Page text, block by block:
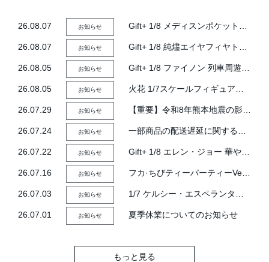
26.08.07 お知らせ Gift+ 1/8 メディスンポケット発売記念Myethos公式Xフォロー＆RTキャンペーン
26.08.07 お知らせ Gift+ 1/8 純燼エイヤフィヤトラ それからの物語VER.発売記念Myethos公式Xフォロー＆RTキャンペーン
26.08.05 お知らせ Gift+ 1/8 ファイノン 列車周遊記Ver.発売記念Myethos公式Xフォロー＆RTキャンペーン
26.08.05 お知らせ 火花 1/7スケールフィギュア発売記念Myethos公式Xフォロー＆RTキャンペーン
26.07.29 お知らせ 【重要】令和8年熊本地震の影響によるお荷物のお届け遅延および一部配送停止について
26.07.24 お知らせ 一部商品の配送遅延に関するお詫び
26.07.22 お知らせ Gift+ 1/8 エレン・ジョー 華やぐ遊歩Ver.発売記念Myethos公式Xフォロー＆RTキャンペーン
26.07.16 お知らせ フカ·ちびティーパーティーVer.発売記念Myethos公式Xフォロー＆RTキャンペーン
26.07.03 お知らせ 1/7 ケルシー・エスペランタ発売記念Myethos公式Xフォロー＆RTキャンペーン
26.07.01 お知らせ 夏季休業についてのお知らせ
もっと見る